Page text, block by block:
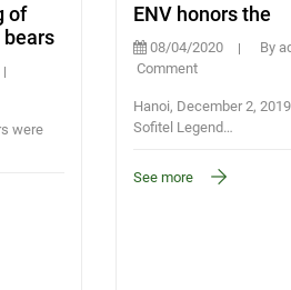
of
were
ENV honors the
08/04/2020
By
Comment
Hanoi, December 2,
Sofitel Legend…
See more